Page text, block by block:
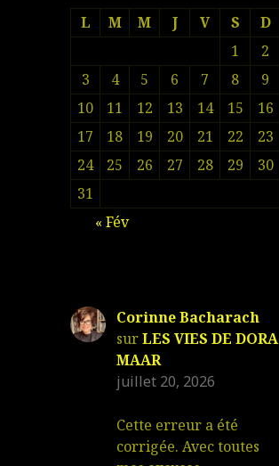
L M M J V S
D
1
2
3
4 5 6 7 8
9
10
11 12 13 14 15
16
17
18 19 20 21 22
23
24
25 26 27 28 29
30
31
« Fév
Corinne Bacharach
surLES VIES DE DORA
MAAR
juillet 20, 2026
Cette erreur a été
corrigée. Avec toutes